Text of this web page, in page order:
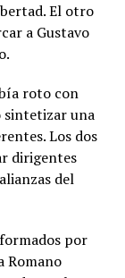
El otro
a Gustavo
roto con
sintetizar una
Los dos
dirigentes
del
por
Romano